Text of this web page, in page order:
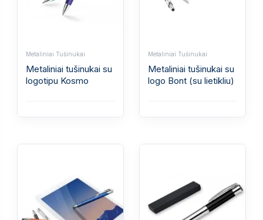
Metaliniai Tušinukai
Metaliniai tušinukai su
logotipu Kosmo
Metaliniai Tušinukai
Metaliniai tušinukai su
logo Bont (su lietikliu)